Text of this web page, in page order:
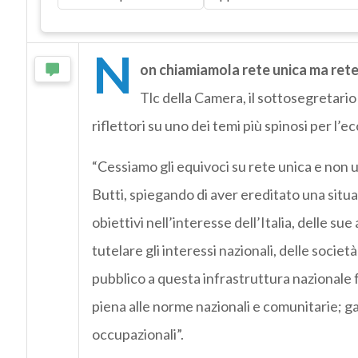
N
on chiamiamola rete unica ma
Tlc della Camera, il
riflettori su uno dei temi più spinosi per
“Cessiamo gli equivoci su rete unica e non
Butti, spiegando di aver ereditato una
obiettivi nell’interesse dell’Italia, delle
tutelare gli interessi nazionali, delle
pubblico a questa infrastruttura
piena alle norme nazionali e comunitarie;
occupazionali”.